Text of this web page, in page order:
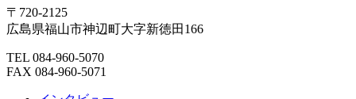
〒720-2125
広島県福山市神辺町大字新徳田166
TEL 084-960-5070
FAX 084-960-5071